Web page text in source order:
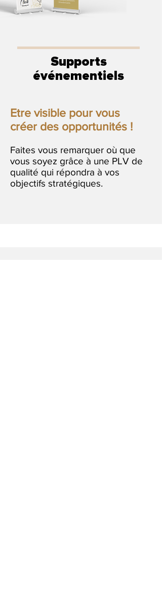
Supports
événementiels
Etre visible pour vous
créer des opportunités !
Faites vous remarquer où que
vous soyez grâce à une PLV de
qualité qui répondra à vos
objectifs stratégiques.